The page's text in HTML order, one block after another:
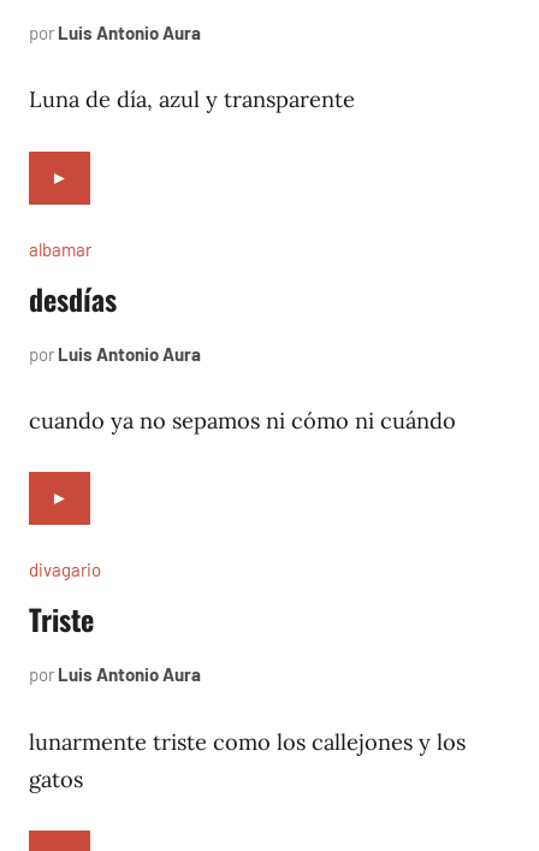
por Luis Antonio Aura
2002
Luna de día, azul y transparente
►
albamar
desdías
por Luis Antonio Aura
1996
cuando ya no sepamos ni cómo ni cuándo
►
divagario
Triste
por Luis Antonio Aura
1996
lunarmente triste como los callejones y los
gatos